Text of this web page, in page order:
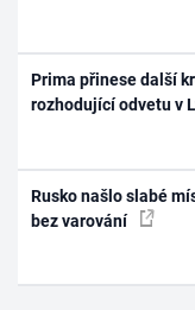
Prima přinese další
rozhodující odvetu v
Rusko našlo slabé
bez varování